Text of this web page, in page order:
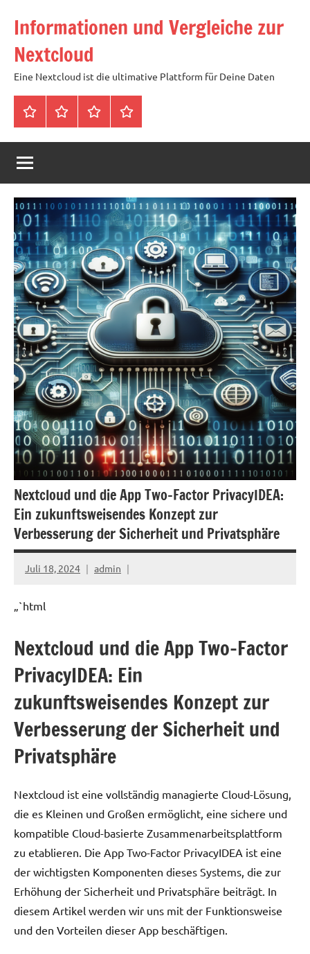
Inhalt
springen
Informationen und Vergleiche zur
Nextcloud
Eine Nextcloud ist die ultimative Plattform für Deine Daten
StartseiteNeuste
Artikel
Cloud
mit
Speicher
für
4,99
Euro
/
mtl
Tags
Nextcloud und die App Two-Factor PrivacyIDEA:
Ein zukunftsweisendes Konzept zur
Verbesserung der Sicherheit und Privatsphäre
Juli 18, 2024 admin
„`html
Nextcloud und die App Two-Factor
PrivacyIDEA: Ein
zukunftsweisendes Konzept zur
Verbesserung der Sicherheit und
Privatsphäre
Nextcloud ist eine vollständig managierte Cloud-Lösung,
die es Kleinen und Großen ermöglicht, eine sichere und
kompatible Cloud-basierte Zusammenarbeitsplattform
zu etablieren. Die App Two-Factor PrivacyIDEA ist eine
der wichtigsten Komponenten dieses Systems, die zur
Erhöhung der Sicherheit und Privatsphäre beiträgt. In
diesem Artikel werden wir uns mit der Funktionsweise
und den Vorteilen dieser App beschäftigen.